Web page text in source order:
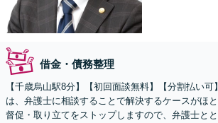
借金・債務整理
【千歳烏山駅8分】【初回面談無料】【分割払い
は、弁護士に相談することで解決するケースがほ
督促・取り立てをストップしますので、弁護士と